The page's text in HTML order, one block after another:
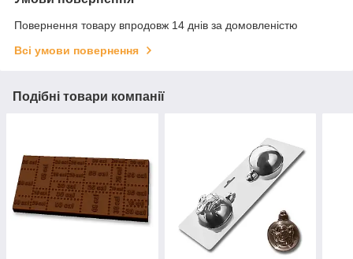
Повернення товару впродовж 14 днів за домовленістю
Всі умови повернення
Подібні товари компанії